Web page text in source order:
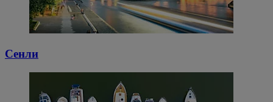
Сенли